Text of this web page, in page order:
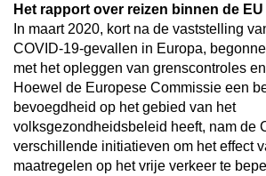
Het rapport over reizen binnen de
In maart 2020, kort na de vaststelling
COVID-19-gevallen in Europa,
met het opleggen van grenscontroles
Hoewel de Europese Commissie een
bevoegdheid op het gebied van het
volksgezondheidsbeleid heeft, nam de
verschillende initiatieven om het effect
maatregelen op het vrije verkeer te